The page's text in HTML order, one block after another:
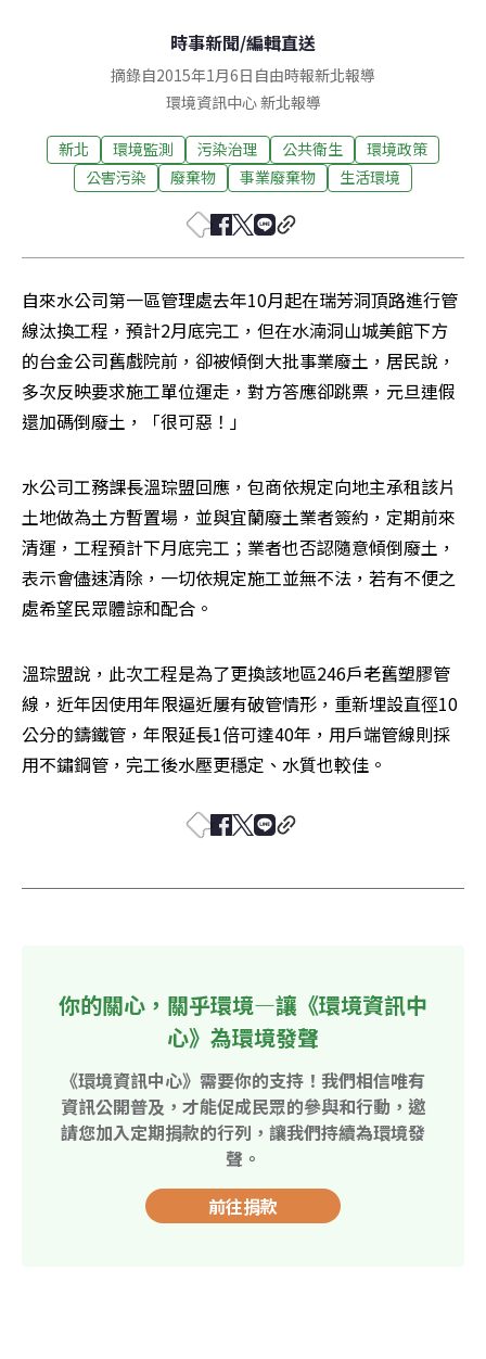
時事新聞/編輯直送
摘錄自2015年1月6日自由時報新北報導
環境資訊中心新北報導
新北 環境監測 污染治理 公共衛生
環境政策
公害污染
廢棄物 事業廢棄物 生活環境
自來水公司第一區管理處去年10月起在瑞芳洞頂路進行管
線汰換工程，預計2月底完工，但在水湳洞山城美館下方
的台金公司舊戲院前，卻被傾倒大批事業廢土，居民說，
多次反映要求施工單位運走，對方答應卻跳票，元旦連假
還加碼倒廢土，「很可惡！」
水公司工務課長溫琮盟回應，包商依規定向地主承租該片
土地做為土方暫置場，並與宜蘭廢土業者簽約，定期前來
清運，工程預計下月底完工；業者也否認隨意傾倒廢土，
表示會儘速清除，一切依規定施工並無不法，若有不便之
處希望民眾體諒和配合。
溫琮盟說，此次工程是為了更換該地區246戶老舊塑膠管
線，近年因使用年限逼近屢有破管情形，重新埋設直徑10
公分的鑄鐵管，年限延長1倍可達40年，用戶端管線則採
用不鏽鋼管，完工後水壓更穩定、水質也較佳。
你的關心，關乎環境—讓《環境資訊中
心》為環境發聲
《環境資訊中心》需要你的支持！我們相信唯有
資訊公開普及，才能促成民眾的參與和行動，邀
請您加入定期捐款的行列，讓我們持續為環境發
聲。
前往捐款